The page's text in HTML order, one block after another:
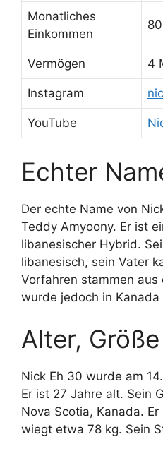
Monatliches
Einkommen
Vermögen 4
Instagram
YouTube
Echter
Der echte Name von
Teddy Amyoony. Er ist
libanesischer Hybrid.
libanesisch, sein Vater
Vorfahren stammen
wurde jedoch in Kanada
Alter,
Nick Eh 30 wurde am
Er ist 27 Jahre alt. Sein
Nova Scotia, Kanada.
wiegt etwa 78 kg. Sein